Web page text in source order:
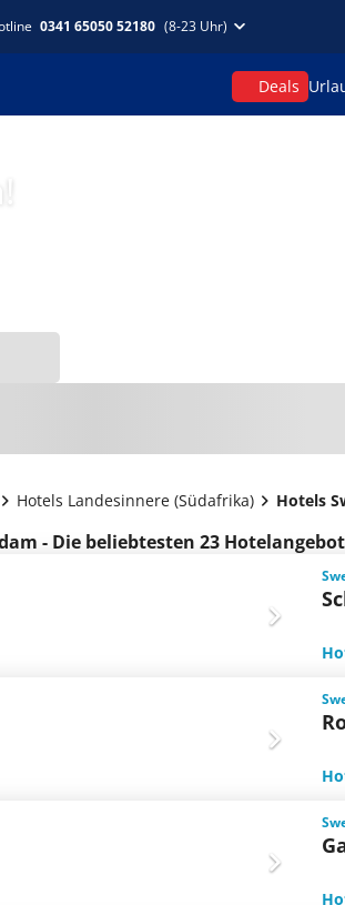
0341 65050 52180 (8-23 Uhr)
Deals
Hotels Landesinnere (Südafrika) Hotels
- Die beliebtesten 23